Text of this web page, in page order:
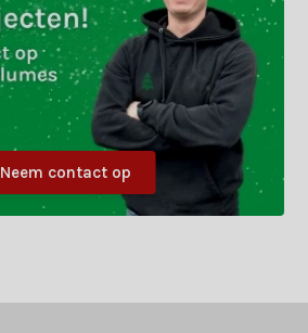
Neem contact op